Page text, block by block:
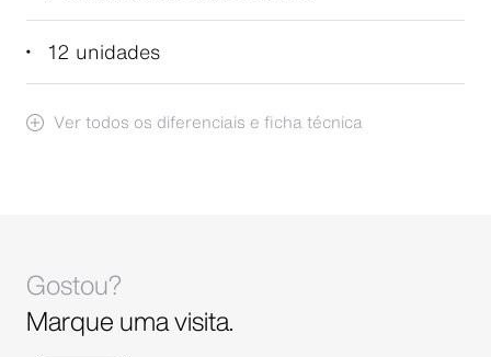
12 unidades
Ver todos os diferenciais e ficha técnica
Gostou?
Marque uma visita.